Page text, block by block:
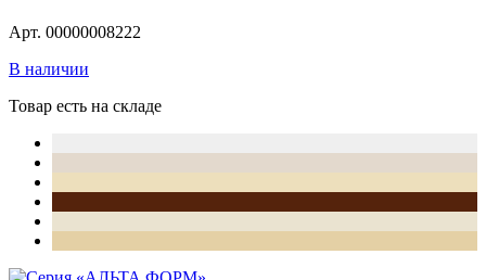
Арт. 00000008222
В наличии
Товар есть на складе